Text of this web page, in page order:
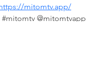
mitomtv.app/
#mitomtv @mitomtvapp